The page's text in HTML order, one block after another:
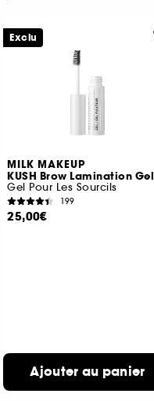
MILK MAKEUP
KUSH Brow Lamination Gel
Gel Pour Les Sourcils
199
25,00€
Ajouter au panier
Exclu